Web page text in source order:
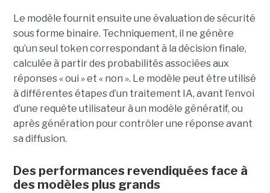
Le modèle fournit ensuite une évaluation de sécurité
sous forme binaire. Techniquement, il ne génère
qu’un seul token correspondant à la décision finale,
calculée à partir des probabilités associées aux
réponses « oui » et « non ». Le modèle peut être utilisé
à différentes étapes d’un traitement IA, avant l’envoi
d’une requête utilisateur à un modèle génératif, ou
après génération pour contrôler une réponse avant
sa diffusion.
Des performances revendiquées face à
des modèles plus grands